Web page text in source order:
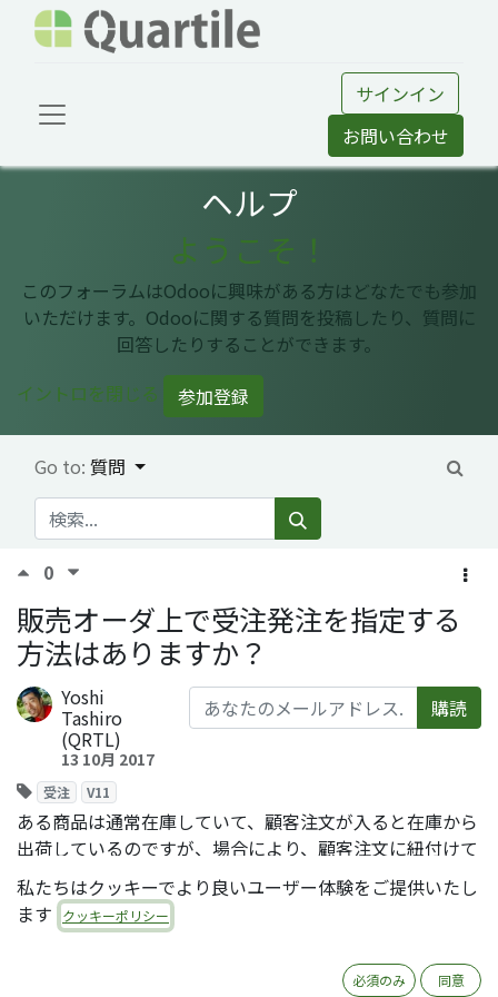
サインイン
お問い合わせ
ヘルプ
ようこそ！
このフォーラムはOdooに興味がある方はどなたでも参加
いただけます。Odooに関する質問を投稿したり、質問に
回答したりすることができます。
イントロを閉じる
参加登録
Go to: 質問
0
販売オーダ上で受注発注を指定する
方法はありますか？
Yoshi
Tashiro
(QRTL)
13 10月 2017
購読
受注 V11
ある商品は通常在庫していて、顧客注文が入ると在庫から
出荷しているのですが、場合により、顧客注文に紐付けて
発注して仕入れるフローとしたいです。どのような対応が
可能ですか？
Comment Share
私たちはクッキーでより良いユーザー体験をご提供いたし
ます
クッキーポリシー
必須のみ 同意